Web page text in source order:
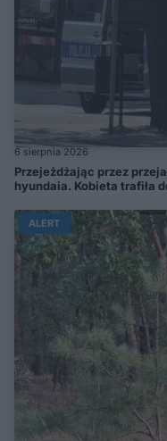
6 sierpnia 2026
Przejeżdżając przez
hyundaia. Kobieta trafiła
ALERT